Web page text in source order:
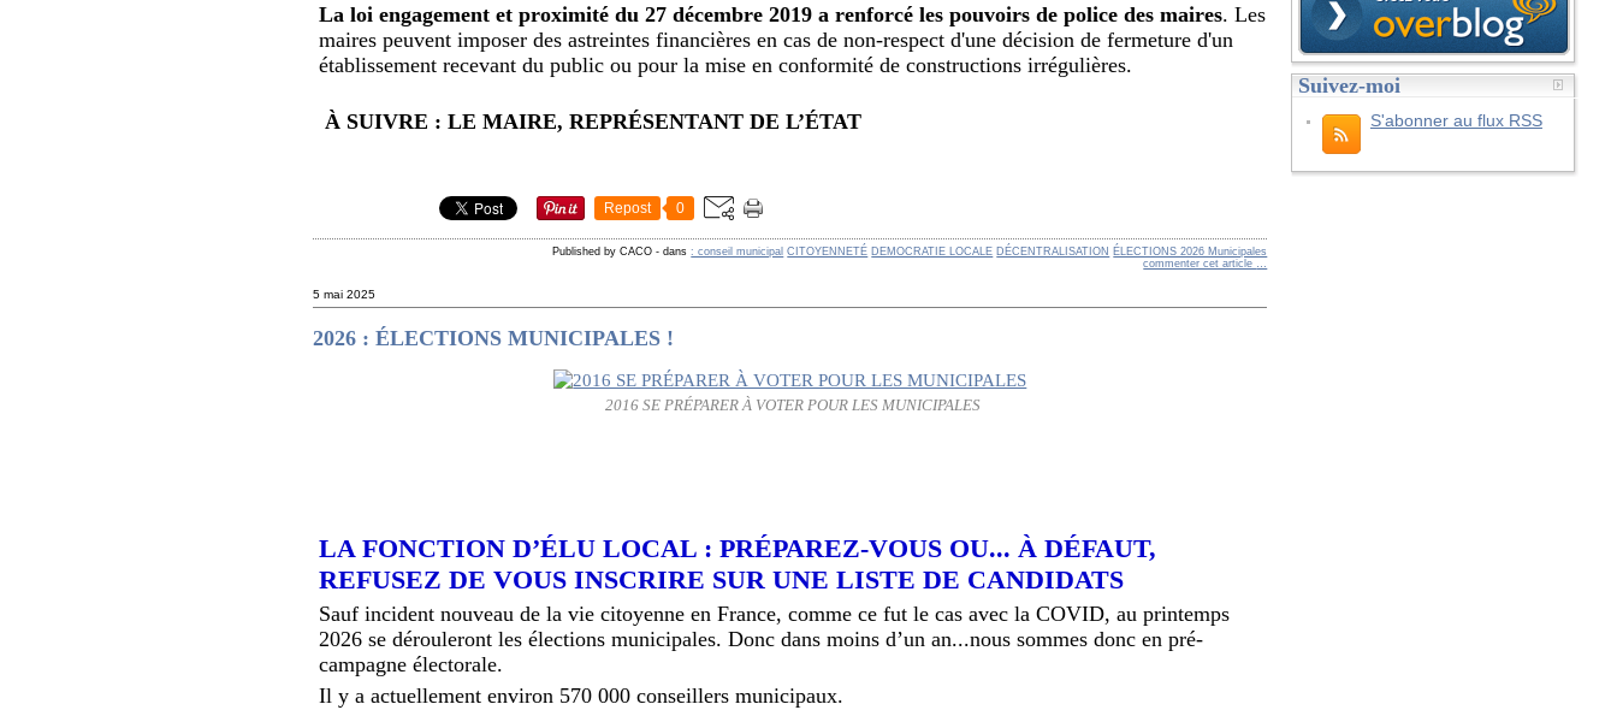
La loi engagement et proximité du 27 décembre 2019 a renforcé les pouvoirs de police des maires. Les
maires peuvent imposer des astreintes financières en cas de non-respect d'une décision de fermeture d'un
établissement recevant du public ou pour la mise en conformité de constructions irrégulières.
À SUIVRE : LE MAIRE, REPRÉSENTANT DE L’ÉTAT
Repost 0
Published by CACO - dans: conseil municipal CITOYENNETÉ DEMOCRATIE LOCALE DÉCENTRALISATION ÉLECTIONS 2026 Municipales
commenter cet article
5 mai 2025
2026 : ÉLECTIONS MUNICIPALES !
2016 SE PRÉPARER À VOTER POUR LES MUNICIPALES
LA FONCTION D’ÉLU LOCAL : PRÉPAREZ-VOUS OU... À DÉFAUT,
REFUSEZ DE VOUS INSCRIRE SUR UNE LISTE DE CANDIDATS
Sauf incident nouveau de la vie citoyenne en France, comme ce fut le cas avec la COVID, au printemps
2026 se dérouleront les élections municipales. Donc dans moins d’un an...nous sommes donc en pré-
campagne électorale.
Il y a actuellement environ 570 000 conseillers municipaux.
Suivez-moi
S'abonner au flux RSS